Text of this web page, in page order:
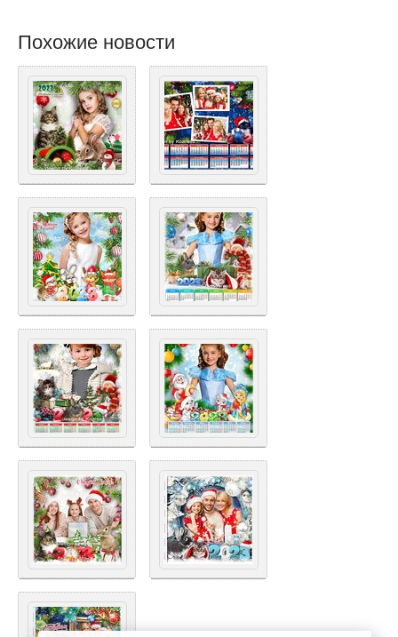
Похожие новости